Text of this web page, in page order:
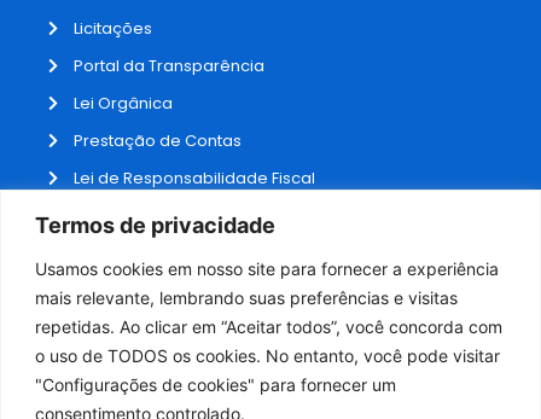
Termos de privacidade
Usamos cookies em nosso site para fornecer a experiência
mais relevante, lembrando suas preferências e visitas
repetidas. Ao clicar em “Aceitar todos”, você concorda com
o uso de TODOS os cookies. No entanto, você pode visitar
"Configurações de cookies" para fornecer um
consentimento controlado.
Licitações
Portal da Transparência
Lei Orgânica
Prestação de Contas
Lei de Responsabilidade Fiscal
Receitas e Despesas
Fale Conosco
ADMINISTRAÇÃO
Webmail